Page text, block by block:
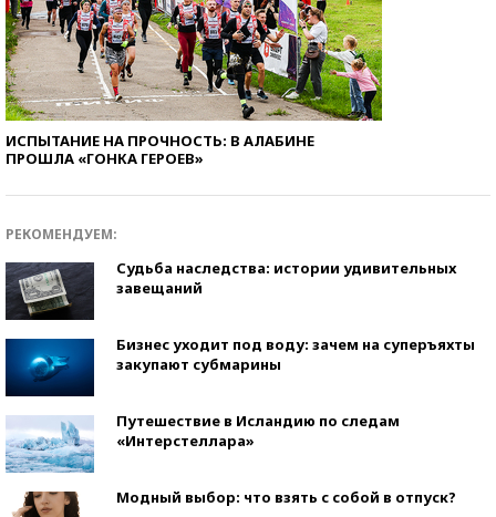
ИСПЫТАНИЕ НА ПРОЧНОСТЬ: В АЛАБИНЕ
ПРОШЛА «ГОНКА ГЕРОЕВ»
РЕКОМЕНДУЕМ:
Судьба наследства: истории удивительных
завещаний
Бизнес уходит под воду: зачем на суперъяхты
закупают субмарины
Путешествие в Исландию по следам
«Интерстеллара»
Модный выбор: что взять с собой в отпуск?